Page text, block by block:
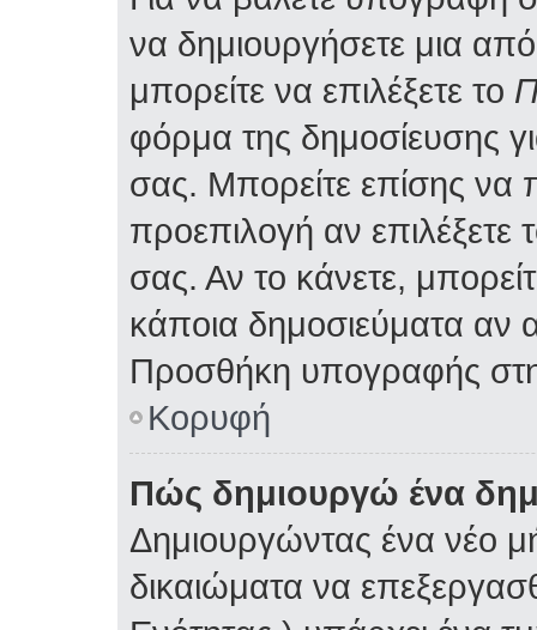
να δημιουργήσετε μια
μπορείτε να επιλέξετε το
φόρμα της δημοσίευσης
σας. Μπορείτε επίσης
προεπιλογή αν
σας. Αν το κάνετε,
κάποια δημοσιεύματα αν
Προσθήκη υπογραφής
Κορυφή
Πώς δημιουργώ ένα
Δημιουργώντας ένα νέο
δικαιώματα να